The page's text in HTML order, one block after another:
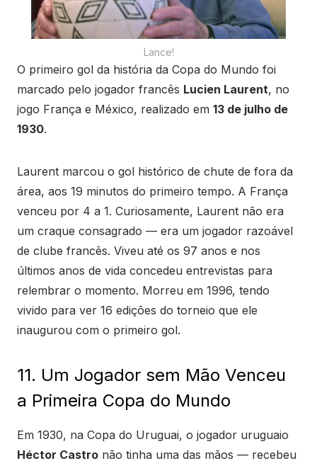
Lance!
O primeiro gol da história da Copa do Mundo foi
marcado pelo jogador francês Lucien Laurent, no
jogo França e México, realizado em 13 de julho de
1930.
Laurent marcou o gol histórico de chute de fora da
área, aos 19 minutos do primeiro tempo. A França
venceu por 4 a 1. Curiosamente, Laurent não era
um craque consagrado — era um jogador razoável
de clube francês. Viveu até os 97 anos e nos
últimos anos de vida concedeu entrevistas para
relembrar o momento. Morreu em 1996, tendo
vivido para ver 16 edições do torneio que ele
inaugurou com o primeiro gol.
11. Um Jogador sem Mão Venceu
a Primeira Copa do Mundo
Em 1930, na Copa do Uruguai, o jogador uruguaio
Héctor Castro não tinha uma das mãos — recebeu